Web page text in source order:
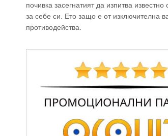
почивка засегнатият да изпитва
за себе си. Ето защо е от изключителна
противодейства.